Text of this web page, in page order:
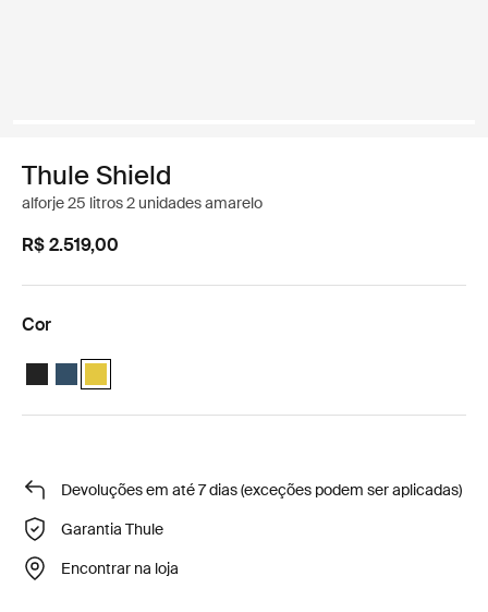
Thule Shield
alforje 25 litros 2 unidades amarelo
R$ 2.519,00
Cor
Thule Shield Pannier 25L Preto
Thule Shield pannier 25L Azul
Thule Shield pannier 25L Amarelo (selected)
Devoluções em até 7 dias (exceções podem ser aplicadas)
Garantia Thule
Encontrar na loja